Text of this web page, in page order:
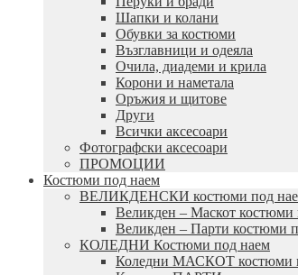
Шапки и колани
Обувки за костюми
Възглавници и одеяла
Очила, диадеми и крила
Корони и наметала
Оръжия и щитове
Други
Всички аксесоари
Фотографски аксесоари
ПРОМОЦИИ
Костюми под наем
ВЕЛИКДЕНСКИ костюми под
Великден – Маскот костюми
Великден – Парти костюми
КОЛЕДНИ Костюми под наем
Коледни МАСКОТ костюми